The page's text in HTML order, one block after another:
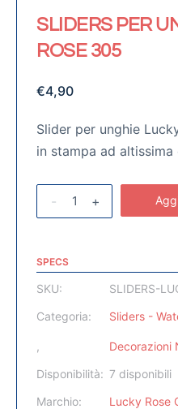
SLIDERS PER
ROSE 305
€4,90
Slider per unghie
in stampa ad altissima
- +
SPECS
SKU:
SLIDERS-
Categoria:
Sliders -
,
Decorazioni
Disponibilità: 7 disponibili
Marchio:
Lucky Rose